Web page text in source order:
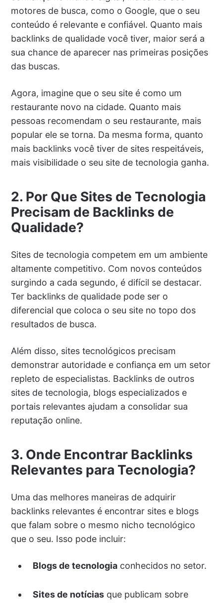
motores de busca, como o Google, que o seu
conteúdo é relevante e confiável. Quanto mais
backlinks de qualidade você tiver, maior será a
sua chance de aparecer nas primeiras posições
das buscas.
Agora, imagine que o seu site é como um
restaurante novo na cidade. Quanto mais
pessoas recomendam o seu restaurante, mais
popular ele se torna. Da mesma forma, quanto
mais backlinks você tiver de sites respeitáveis,
mais visibilidade o seu site de tecnologia ganha.
2. Por Que Sites de Tecnologia
Precisam de Backlinks de
Qualidade?
Sites de tecnologia competem em um ambiente
altamente competitivo. Com novos conteúdos
surgindo a cada segundo, é difícil se destacar.
Ter backlinks de qualidade pode ser o
diferencial que coloca o seu site no topo dos
resultados de busca.
Além disso, sites tecnológicos precisam
demonstrar autoridade e confiança em um setor
repleto de especialistas. Backlinks de outros
sites de tecnologia, blogs especializados e
portais relevantes ajudam a consolidar sua
reputação online.
3. Onde Encontrar Backlinks
Relevantes para Tecnologia?
Uma das melhores maneiras de adquirir
backlinks relevantes é encontrar sites e blogs
que falam sobre o mesmo nicho tecnológico
que o seu. Isso pode incluir:
Blogs de tecnologiaconhecidos no setor.
Sites de notíciasque publicam sobre